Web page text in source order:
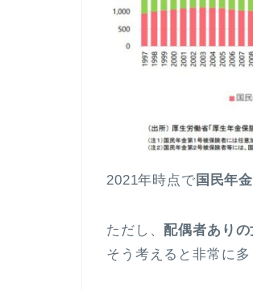
2021年時点で 国民年
ただし、 配偶者あり
そう考えると非常に